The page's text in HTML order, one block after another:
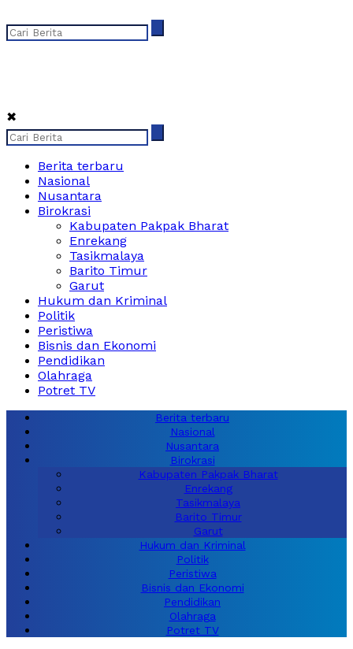
✖
Berita terbaru
Nasional
Nusantara
Birokrasi
Kabupaten Pakpak Bharat
Enrekang
Tasikmalaya
Barito Timur
Garut
Hukum dan Kriminal
Politik
Peristiwa
Bisnis dan Ekonomi
Pendidikan
Olahraga
Potret TV
Berita terbaru
Nasional
Nusantara
Birokrasi
Kabupaten Pakpak Bharat
Enrekang
Tasikmalaya
Barito Timur
Garut
Hukum dan Kriminal
Politik
Peristiwa
Bisnis dan Ekonomi
Pendidikan
Olahraga
Potret TV